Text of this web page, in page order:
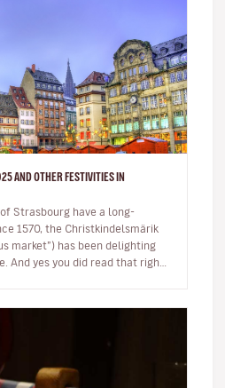
AND OTHER FESTIVITIES IN
Strasbourg have a long-
1570, the Christkindelsmärik
market”) has been delighting
And yes you did read that right,